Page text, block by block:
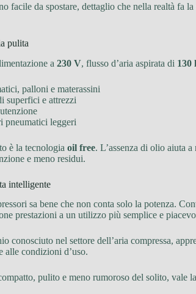
facile da spostare, dettaglio che nella realtà fa
pulita
a 230 V, flusso d’aria aspirata di 130
palloni e materassini
superfici e attrezzi
pneumatici leggeri
è la tecnologia oil free. L’assenza di olio aiuta
e meno residui.
intelligente
sa bene che non conta solo la potenza.
prestazioni a un utilizzo più semplice e
conosciuto nel settore dell’aria compressa,
alle condizioni d’uso.
pulito e meno rumoroso del solito, vale